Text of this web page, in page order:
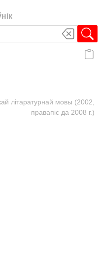
літаратурнай мовы (2002,
правапіс да 2008 г.)